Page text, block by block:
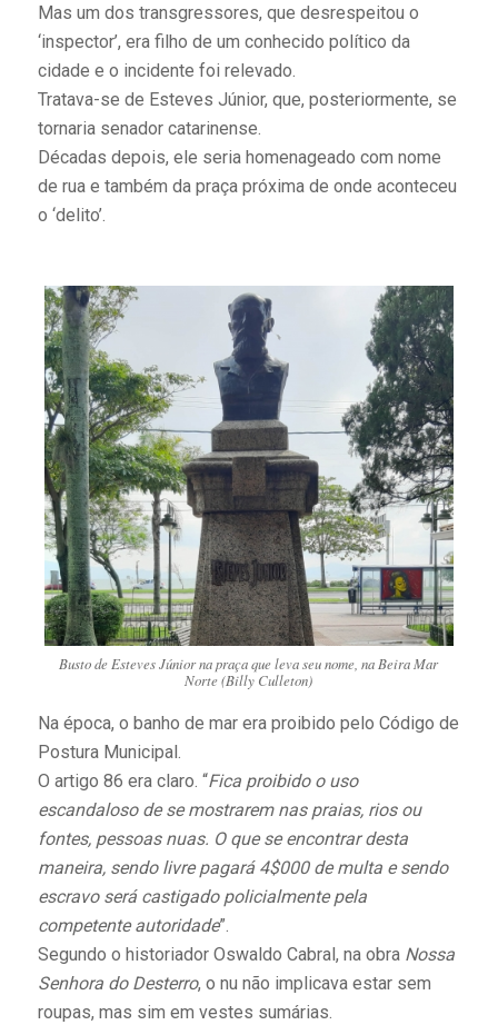
Mas um dos transgressores, que desrespeitou o
‘inspector’, era filho de um conhecido político da
cidade e o incidente foi relevado.
Tratava-se de Esteves Júnior, que, posteriormente, se
tornaria senador catarinense.
Décadas depois, ele seria homenageado com nome
de rua e também da praça próxima de onde aconteceu
o ‘delito’.
Busto de Esteves Júnior na praça que leva seu nome, na Beira Mar
Norte (Billy Culleton)
Na época, o banho de mar era proibido pelo Código de
Postura Municipal.
O artigo 86 era claro. “Fica proibido o uso
escandaloso de se mostrarem nas praias, rios ou
fontes, pessoas nuas. O que se encontrar desta
maneira, sendo livre pagará 4$000 de multa e sendo
escravo será castigado policialmente pela
competente autoridade”.
Segundo o historiador Oswaldo Cabral, na obra Nossa
Senhora do Desterro, o nu não implicava estar sem
roupas, mas sim em vestes sumárias.